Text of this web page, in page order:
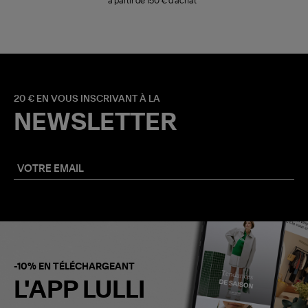
20 € EN VOUS INSCRIVANT À LA
NEWSLETTER
-10% EN TÉLÉCHARGEANT
L'APP LULLI